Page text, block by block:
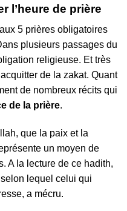
l’heure de prière
5 prières obligatoires
plusieurs passages du
religieuse. Et très
de la zakat. Quant
de nombreux récits qui
de la prière.
que la paix et la
un moyen de
A la lecture de ce hadith,
lequel celui qui
a mécru.